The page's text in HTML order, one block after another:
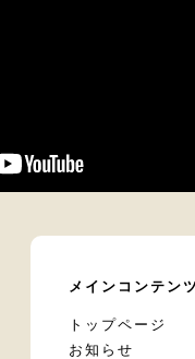
メインコンテンツ
トップページ
お知らせ